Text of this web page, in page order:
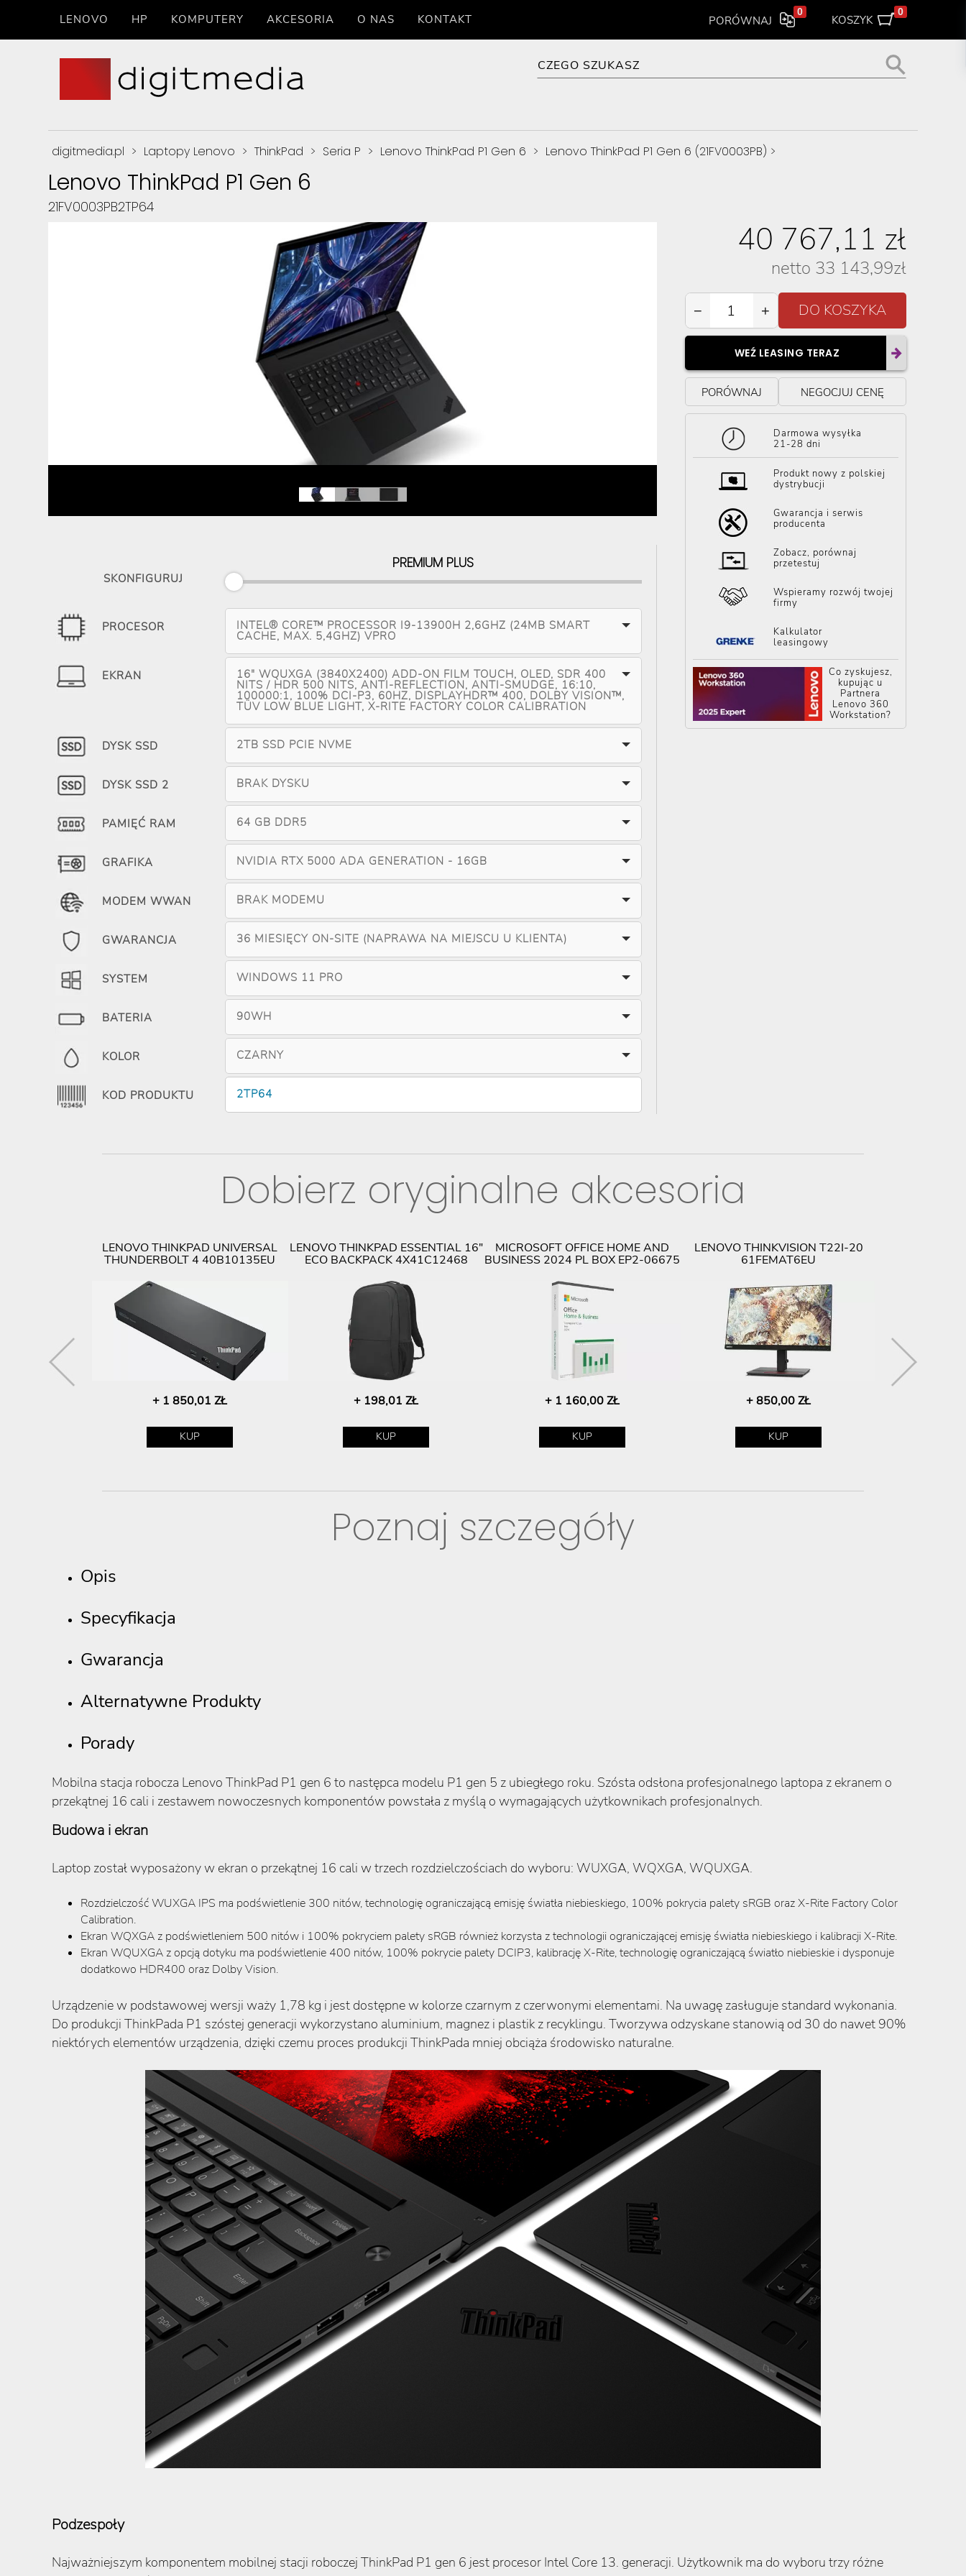
LENOVO HP KOMPUTERY AKCESORIA O NAS KONTAKT PORÓWNAJ
0
KOSZYK
0
digitmedia.pl > Laptopy Lenovo > ThinkPad > Seria P > Lenovo ThinkPad P1 Gen 6 > Lenovo ThinkPad P1 Gen 6 (21FV0003PB) >
Lenovo ThinkPad P1 Gen 6
21FV0003PB2TP64
40 767,11 zł
netto 33 143,99zł
− +
WEŹ LEASING TERAZ
PORÓWNAJ NEGOCJUJ CENĘ
Darmowa wysyłka
21-28 dni
Produkt nowy z polskiej
dystrybucji
Gwarancja i serwis
producenta
Zobacz, porównaj
przetestuj
Wspieramy rozwój twojej
firmy
Kalkulator
leasingowy
Co zyskujesz,
kupując u
Partnera
Lenovo 360
Workstation?
SKONFIGURUJ
PREMIUM PLUS
PROCESOR INTEL® CORE™ PROCESSOR I9-13900H 2,6GHZ (24MB SMART
CACHE, MAX. 5,4GHZ) VPRO
EKRAN 16" WQUXGA (3840X2400) ADD-ON FILM TOUCH, OLED, SDR 400
NITS / HDR 500 NITS, ANTI-REFLECTION, ANTI-SMUDGE, 16:10,
100000:1, 100% DCI-P3, 60HZ, DISPLAYHDR™ 400, DOLBY VISION™,
TÜV LOW BLUE LIGHT, X-RITE FACTORY COLOR CALIBRATION
DYSK SSD 2TB SSD PCIE NVME
DYSK SSD 2 BRAK DYSKU
PAMIĘĆ RAM 64 GB DDR5
GRAFIKA NVIDIA RTX 5000 ADA GENERATION - 16GB
MODEM WWAN BRAK MODEMU
GWARANCJA 36 MIESIĘCY ON-SITE (NAPRAWA NA MIEJSCU U KLIENTA)
SYSTEM WINDOWS 11 PRO
BATERIA 90WH
KOLOR CZARNY
KOD PRODUKTU 2TP64
Dobierz oryginalne akcesoria
LENOVO THINKPAD UNIVERSAL
THUNDERBOLT 4 40B10135EU
+ 1 850,01 ZŁ
KUP
LENOVO THINKPAD ESSENTIAL 16"
ECO BACKPACK 4X41C12468
+ 198,01 ZŁ
KUP
MICROSOFT OFFICE HOME AND
BUSINESS 2024 PL BOX EP2-06675
+ 1 160,00 ZŁ
KUP
LENOVO THINKVISION T22I-20
61FEMAT6EU
+ 850,00 ZŁ
KUP
Poznaj szczegóły
Opis
Specyfikacja
Gwarancja
Alternatywne Produkty
Porady
Mobilna stacja robocza Lenovo ThinkPad P1 gen 6 to następca modelu P1 gen 5 z ubiegłego roku. Szósta odsłona profesjonalnego laptopa z ekranem o
przekątnej 16 cali i zestawem nowoczesnych komponentów powstała z myślą o wymagających użytkownikach profesjonalnych.
Budowa i ekran
Laptop został wyposażony w ekran o przekątnej 16 cali w trzech rozdzielczościach do wyboru: WUXGA, WQXGA, WQUXGA.
Rozdzielczość WUXGA IPS ma podświetlenie 300 nitów, technologię ograniczającą emisję światła niebieskiego, 100% pokrycia palety sRGB oraz X-Rite Factory Color
Calibration.
Ekran WQXGA z podświetleniem 500 nitów i 100% pokryciem palety sRGB również korzysta z technologii ograniczającej emisję światła niebieskiego i kalibracji X-Rite.
Ekran WQUXGA z opcją dotyku ma podświetlenie 400 nitów, 100% pokrycie palety DCIP3, kalibrację X-Rite, technologię ograniczającą światło niebieskie i dysponuje
dodatkowo HDR400 oraz Dolby Vision.
Urządzenie w podstawowej wersji waży 1,78 kg i jest dostępne w kolorze czarnym z czerwonymi elementami. Na uwagę zasługuje standard wykonania.
Do produkcji ThinkPada P1 szóstej generacji wykorzystano aluminium, magnez i plastik z recyklingu. Tworzywa odzyskane stanowią od 30 do nawet 90%
niektórych elementów urządzenia, dzięki czemu proces produkcji ThinkPada mniej obciąża środowisko naturalne.
Podzespoły
Najważniejszym komponentem mobilnej stacji roboczej ThinkPad P1 gen 6 jest procesor Intel Core 13. generacji. Użytkownik ma do wyboru trzy różne